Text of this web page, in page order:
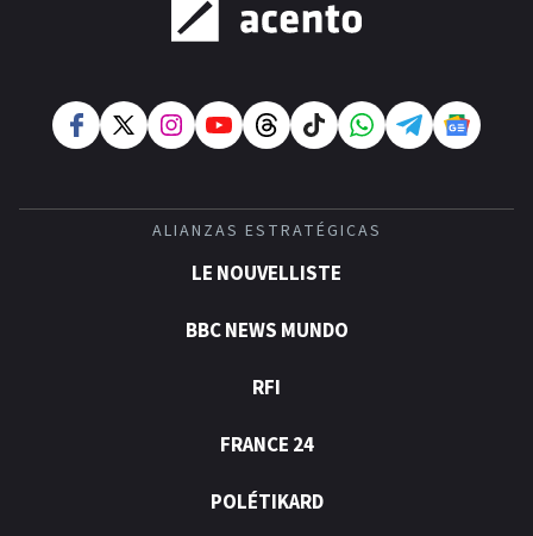
ALIANZAS ESTRATÉGICAS
LE NOUVELLISTE
BBC NEWS MUNDO
RFI
FRANCE 24
POLÉTIKARD